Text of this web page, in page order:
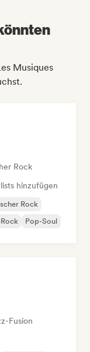
Musiques
Rock
hinzufügen
Rock
Pop-Soul
Fusion